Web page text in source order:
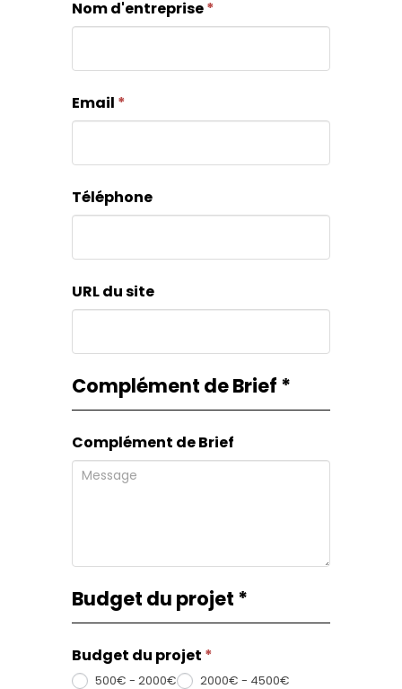
Nom d'entreprise*
Email *
Téléphone
URL du site
Complément de Brief *
Complément de Brief
Budget du projet *
Budget du projet *
500€ - 2000€
2000€ - 4500€